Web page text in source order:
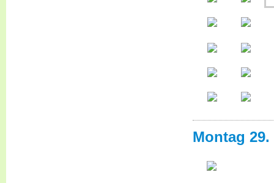
Montag 29.